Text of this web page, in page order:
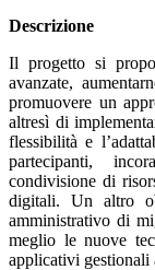
Descrizione
Il progetto si
avanzate,
promuovere un
altresì di
flessibilità e
partecipanti,
condivisione di
digitali. Un altro
amministrativo di
meglio le nuove
applicativi gestionali